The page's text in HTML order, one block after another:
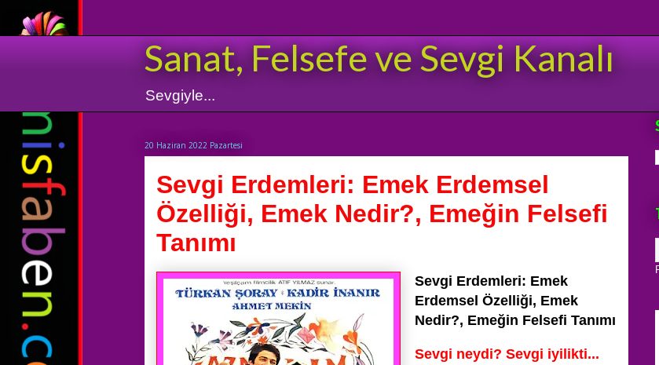
Sanat, Felsefe ve Sevgi Kanalı
Sevgiyle...
20 Haziran 2022 Pazartesi
Sevgi Erdemleri: Emek Erdemsel
Özelliği, Emek Nedir?, Emeğin Felsefi
Tanımı
Sevgi Erdemleri: Emek
Erdemsel Özelliği, Emek
Nedir?, Emeğin Felsefi Tanımı
Sevgi neydi? Sevgi iyilikti...